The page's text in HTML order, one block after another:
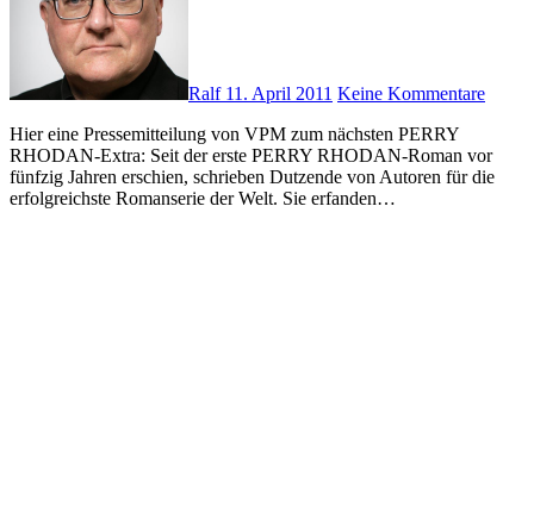
Ralf 11. April 2011 Keine Kommentare
Hier eine Pressemitteilung von VPM zum nächsten PERRY
RHODAN-Extra: Seit der erste PERRY RHODAN-Roman vor
fünfzig Jahren erschien, schrieben Dutzende von Autoren für die
erfolgreichste Romanserie der Welt. Sie erfanden…